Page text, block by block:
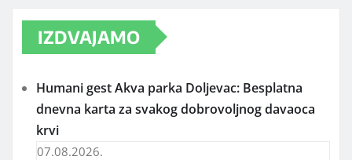
IZDVAJAMO
Humani gest Akva parka Doljevac: Besplatna
dnevna karta za svakog dobrovoljnog davaoca
krvi
07.08.2026.